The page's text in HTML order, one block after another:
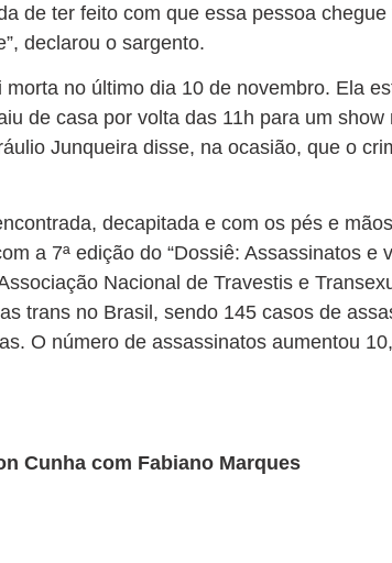
de ter feito com que essa pessoa
declarou o sargento.
no último dia 10 de novembro. Ela
de casa por volta das 11h para um
Junqueira disse, na ocasião, que o
decapitada e com os pés e
a 7ª edição do “Dossiê: Assassinatos e
Nacional de Travestis e
trans no Brasil, sendo 145 casos de
O número de assassinatos aumentou
Cunha com Fabiano Marques